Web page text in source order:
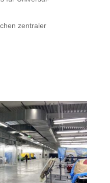
zentraler